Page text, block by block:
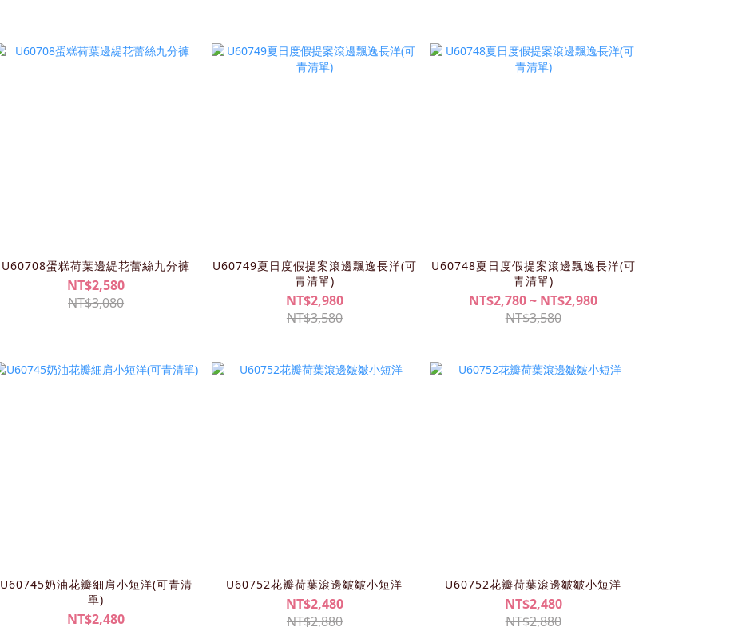
U60708蛋糕荷葉邊緹花蕾絲九分褲
NT$2,580
NT$3,080
U60749夏日度假提案滾邊飄逸長洋(可
青清單)
NT$2,980
NT$3,580
U60748夏日度假提案滾邊飄逸長洋(可
青清單)
NT$2,780 ~ NT$2,980
NT$3,580
U60745奶油花瓣細肩小短洋(可青清
單)
NT$2,480
U60752花瓣荷葉滾邊皺皺小短洋
NT$2,480
NT$2,880
U60752花瓣荷葉滾邊皺皺小短洋
NT$2,480
NT$2,880